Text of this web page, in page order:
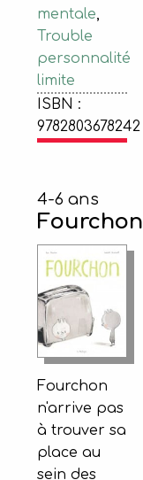
mentale,
Trouble
personnalité
limite
ISBN :
9782803678242
4-6 ans
Fourchon
Fourchon
n'arrive pas
à trouver sa
place au
sein des